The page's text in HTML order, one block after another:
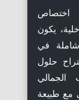
اختصاص
يكون
في
حلول
الجمالي
مع طبيعة